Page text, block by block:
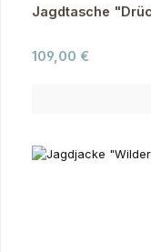
Jagdtasche
Regulärer Preis:
109,00 €